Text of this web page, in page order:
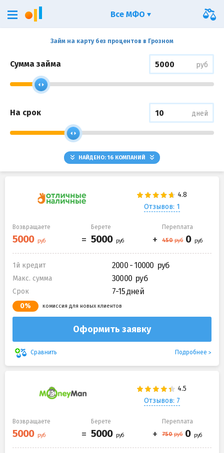
Займ на карту без процентов в Грозном
Сумма займа руб
На срок дней
НАЙДЕНО:16 КОМПАНИЙ
Отзывов: 1
Возвращаете Берете Переплата
1й кредит 2000 - 10000
Макс. сумма 30000
Срок 7-15 дней
0% комиссия для новых клиентов
Оформить заявку
Сравнить Подробнее
Отзывов: 7
Возвращаете Берете Переплата
Все МФО